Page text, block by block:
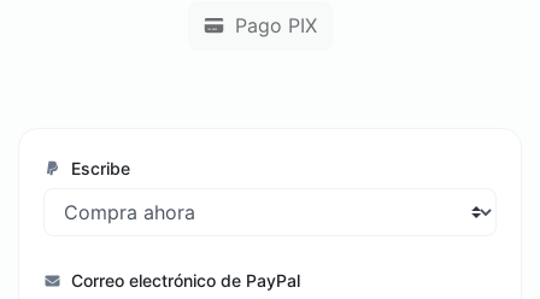
Pago PIX
Escribe
Correo electrónico de PayPal